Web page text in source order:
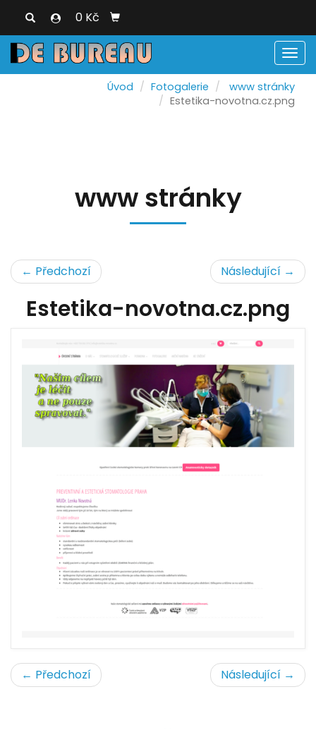
0 Kč
Úvod Fotogalerie
www stránky
Estetika-novotna.cz.png
www stránky
← Předchozí Následující →
Estetika-novotna.cz.png
← Předchozí Následující →